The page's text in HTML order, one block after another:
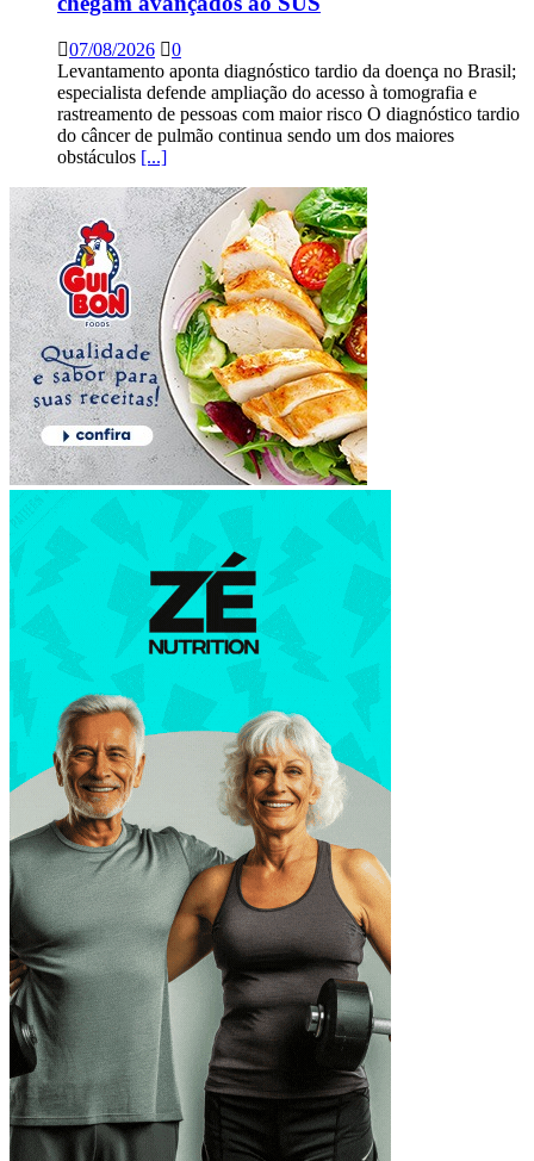
07/08/2026
0
Levantamento aponta diagnóstico tardio da doença no Brasil;
especialista defende ampliação do acesso à tomografia e
rastreamento de pessoas com maior risco O diagnóstico tardio
do câncer de pulmão continua sendo um dos maiores
obstáculos [...]